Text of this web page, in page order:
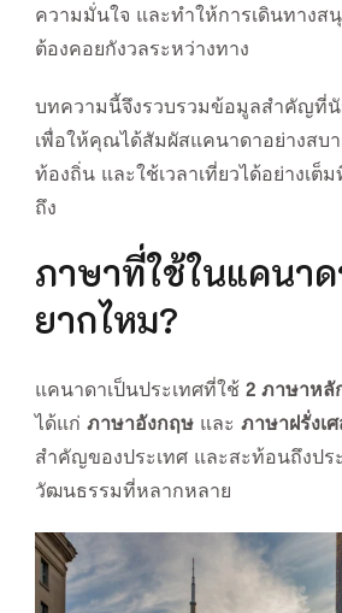
ความมั่นใจ และทำให้การเดินทางส
ต้องคอยกังวลระหว่างทาง
บทความนี้จึงรวบรวมข้อมูลสำคัญที่นั
เพื่อให้คุณได้สัมผัสแคนาดาอย่างสบา
ท้องถิ่น และใช้เวลาเที่ยวได้อย่างเต็
ถึง
ภาษาที่ใช้ในแคนา
ยากไหม?
แคนาดาเป็นประเทศที่ใช้ 2 ภาษาหลั
ได้แก่ ภาษาอังกฤษ และ ภาษาฝรั่งเ
สำคัญของประเทศ และสะท้อนถึงปร
วัฒนธรรมที่หลากหลาย